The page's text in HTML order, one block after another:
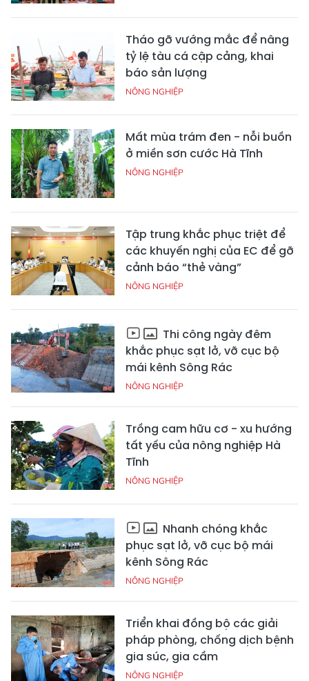
Tháo gỡ vướng mắc để nâng
tỷ lệ tàu cá cập cảng, khai
báo sản lượng
NÔNG NGHIỆP
Mất mùa trám đen - nỗi buồn
ở miền sơn cước Hà Tĩnh
NÔNG NGHIỆP
Tập trung khắc phục triệt để
các khuyến nghị của EC để gỡ
cảnh báo “thẻ vàng”
NÔNG NGHIỆP
Thi công ngày đêm
khắc phục sạt lở, vỡ cục bộ
mái kênh Sông Rác
NÔNG NGHIỆP
Trồng cam hữu cơ - xu hướng
tất yếu của nông nghiệp Hà
Tĩnh
NÔNG NGHIỆP
Nhanh chóng khắc
phục sạt lở, vỡ cục bộ mái
kênh Sông Rác
NÔNG NGHIỆP
Triển khai đồng bộ các giải
pháp phòng, chống dịch bệnh
gia súc, gia cầm
NÔNG NGHIỆP